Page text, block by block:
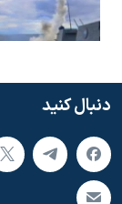
دنبال کنید